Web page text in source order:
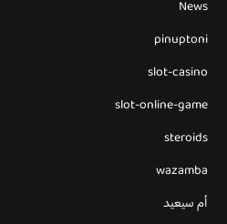
News
pinuptoni
slot-casino
slot-online-game
steroids
wazamba
أم سيعيد